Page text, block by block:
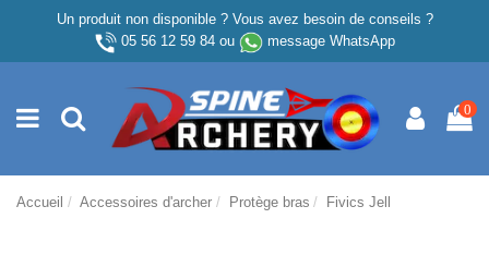
Un produit non disponible ? Vous avez besoin de conseils ?
05 56 12 59 84ou message WhatsApp
0
Accueil Accessoires d'archer Protège bras Fivics Jell